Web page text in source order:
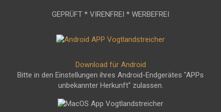
GEPRÜFT * VIRENFREI * WERBEFREI
Download für Android
Bitte in den Einstellungen ihres Android-Endgerätes "APPs
unbekannter Herkunft" zulassen.